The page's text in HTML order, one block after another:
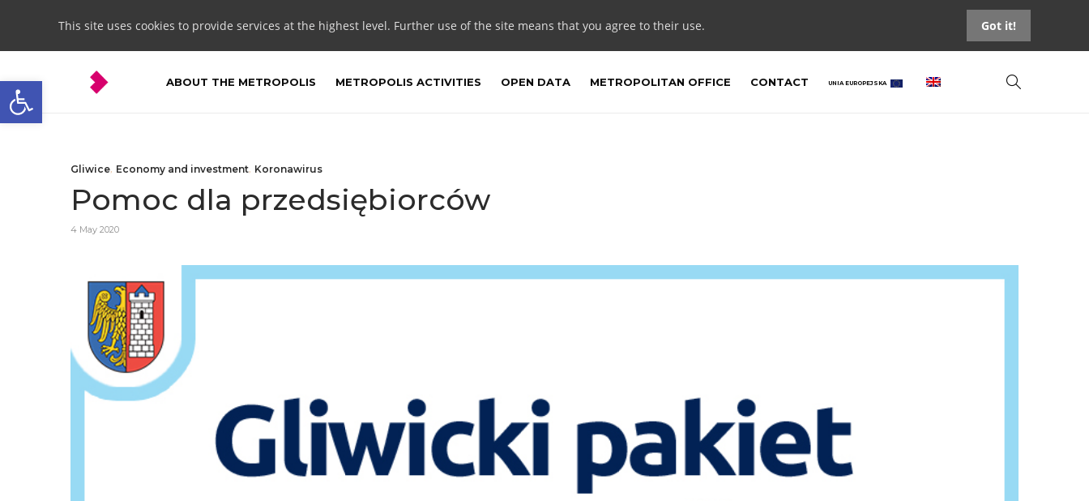
Open toolbar
This site uses cookies to provide services at the highest level. Further use of the site means that you agree to their use. Got it!
ABOUT THE METROPOLIS METROPOLIS ACTIVITIES OPEN DATA METROPOLITAN OFFICE CONTACT UNIA EUROPEJSKA
Gliwice, Economy and investment, Koronawirus
Pomoc dla przedsiębiorców
4 May 2020